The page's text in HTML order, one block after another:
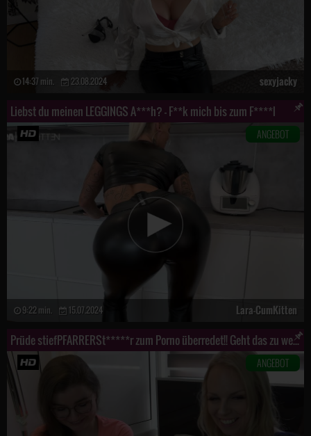
14:37 min. 23.08.2024 sexyjacky
Liebst du meinen LEGGINGS A***h? - F**k mich bis zum F****l
ANGEBOT
9:22 min. 15.07.2024 Lara-CumKitten
Prüde stiefPFARRERSt*****r zum Porno überredet!! Geht das zu weit?
ANGEBOT